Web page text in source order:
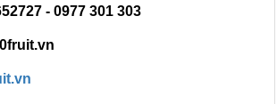
- 0977 301 303